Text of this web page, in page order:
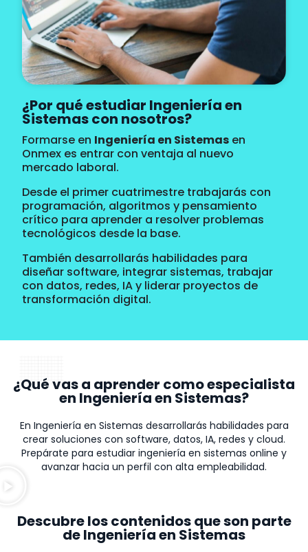
¿Por qué estudiar Ingeniería en
Sistemas con nosotros?
Formarse en Ingeniería en Sistemas en
Onmex es entrar con ventaja al nuevo
mercado laboral.
Desde el primer cuatrimestre trabajarás con
programación, algoritmos y pensamiento
crítico para aprender a resolver problemas
tecnológicos desde la base.
También desarrollarás habilidades para
diseñar software, integrar sistemas, trabajar
con datos, redes, IA y liderar proyectos de
transformación digital.
¿Qué vas a aprender como especialista
en Ingeniería en Sistemas?
En Ingeniería en Sistemas desarrollarás habilidades para
crear soluciones con software, datos, IA, redes y cloud.
Prepárate para estudiar ingeniería en sistemas online y
avanzar hacia un perfil con alta empleabilidad.
Descubre los contenidos que son parte
de Ingeniería en Sistemas